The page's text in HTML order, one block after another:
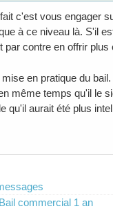
c'est vous engager
à ce niveau là. S'il
par contre en offrir
en pratique du
même temps qu'il le
qu'il aurait été plus
Bail commercial 1 an